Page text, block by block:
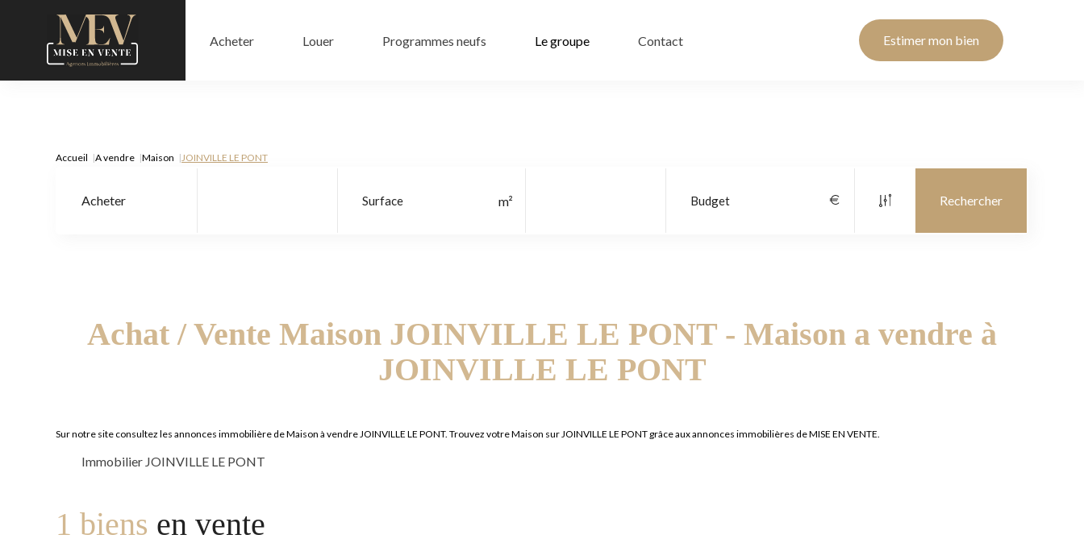
Acheter Louer Programmes neufs Le groupe Contact Estimer mon bien
Accueil A vendre Maison JOINVILLE LE PONT
Acheter
Achat / Vente Maison JOINVILLE LE PONT - Maison a vendre à
JOINVILLE LE PONT
Sur notre site consultez les annonces immobilière de Maison à vendre JOINVILLE LE PONT. Trouvez votre Maison sur JOINVILLE LE PONT grâce aux annonces immobilières de MISE EN VENTE.
Immobilier JOINVILLE LE PONT
1 biens en vente